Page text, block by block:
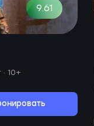
9.61
· 10+